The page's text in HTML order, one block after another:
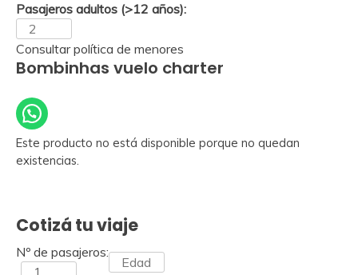
Pasajeros adultos (>12 años):
Consultar política de menores
Bombinhas vuelo charter
Este producto no está disponible porque no quedan
existencias.
Cotizá tu viaje
Nº de pasajeros: